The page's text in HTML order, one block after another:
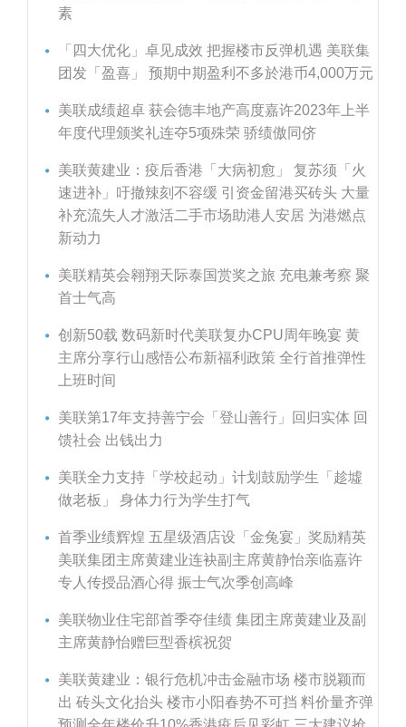
素
「四大优化」卓见成效 把握楼市反弹机遇 美联集
团发「盈喜」 预期中期盈利不多於港币4,000万元
美联成绩超卓 获会德丰地产高度嘉许2023年上半
年度代理颁奖礼连夺5项殊荣 骄绩傲同侪
美联黄建业：疫后香港「大病初愈」 复苏须「火
速进补」吁撤辣刻不容缓 引资金留港买砖头 大量
补充流失人才激活二手市场助港人安居 为港燃点
新动力
美联精英会翱翔天际泰国赏奖之旅 充电兼考察 聚
首士气高
创新50载 数码新时代美联复办CPU周年晚宴 黄
主席分享行山感悟公布新福利政策 全行首推弹性
上班时间
美联第17年支持善宁会「登山善行」回归实体 回
馈社会 出钱出力
美联全力支持「学校起动」计划鼓励学生「趁墟
做老板」 身体力行为学生打气
首季业绩辉煌 五星级酒店设「金兔宴」奖励精英
美联集团主席黄建业连袂副主席黄静怡亲临嘉许
专人传授品酒心得 振士气次季创高峰
美联物业住宅部首季夺佳绩 集团主席黄建业及副
主席黄静怡赠巨型香槟祝贺
美联黄建业：银行危机冲击金融市场 楼市脱颖而
出 砖头文化抬头 楼市小阳春势不可挡 料价量齐弹